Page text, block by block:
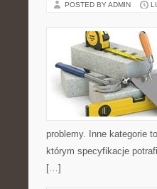
POSTED BY ADMIN
problemy. Inne kategorie
którym specyfikacje
[…]